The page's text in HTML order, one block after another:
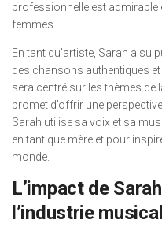
professionnelle est
femmes.
En tant qu’artiste, Sarah a su
des chansons authentiques
sera centré sur les thèmes de
promet d’offrir une
Sarah utilise sa voix et sa
en tant que mère et pour
monde.
L’impact de
l’industrie